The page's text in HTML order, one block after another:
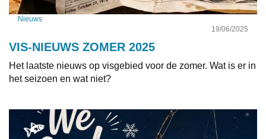
Nieuws
19/06/2025
VIS-NIEUWS ZOMER 2025
Het laatste nieuws op visgebied voor de zomer. Wat is er in
het seizoen en wat niet?